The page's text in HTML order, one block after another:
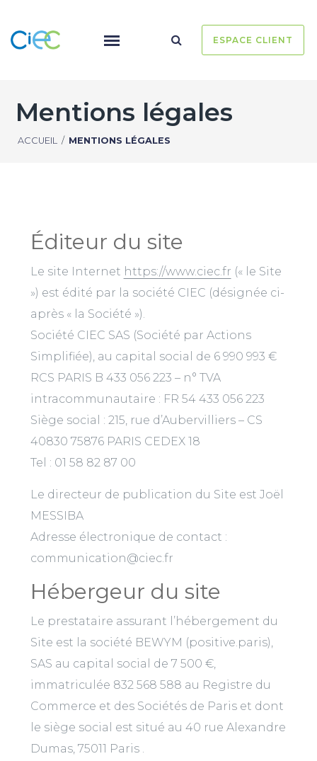
ESPACE CLIENT
Mentions légales
ACCUEIL / MENTIONS LÉGALES
Éditeur du site
Le site Internet https://www.ciec.fr (« le Site
») est édité par la société CIEC (désignée ci-
après « la Société »).
Société CIEC SAS (Société par Actions
Simplifiée), au capital social de 6 990 993 €
RCS PARIS B 433 056 223 – n° TVA
intracommunautaire : FR 54 433 056 223
Siège social : 215, rue d’Aubervilliers – CS
40830 75876 PARIS CEDEX 18
Tel : 01 58 82 87 00
Le directeur de publication du Site est Joël
MESSIBA
Adresse électronique de contact :
communication@ciec.fr
Hébergeur du site
Le prestataire assurant l’hébergement du
Site est la société BEWYM (positive.paris),
SAS au capital social de 7 500 €,
immatriculée 832 568 588 au Registre du
Commerce et des Sociétés de Paris et dont
le siège social est situé au 40 rue Alexandre
Dumas, 75011 Paris .